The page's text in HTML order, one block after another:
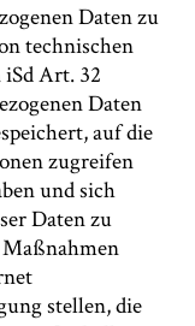
Daten zu
technischen
Art. 32
Daten
auf die
zugreifen
und sich
Daten zu
stellen, die